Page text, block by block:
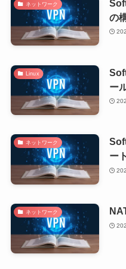
ネットワーク
の
Linux
ー
ネットワーク
ー
ネットワーク